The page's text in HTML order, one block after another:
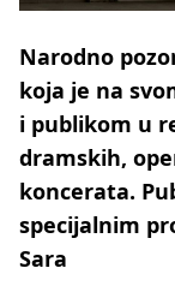
Narodno
koja je na
i publikom u
dramskih,
koncerata.
specijalnim
Sara